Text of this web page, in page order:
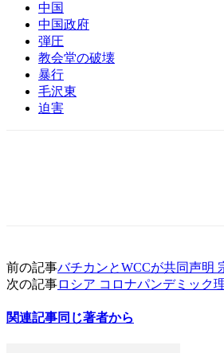
中国
中国政府
弾圧
教会堂の破壊
暴行
毛沢東
迫害
前の記事バチカンとWCCが共同声明
次の記事ロシア コロナパンデミック
関連記事同じ著者から